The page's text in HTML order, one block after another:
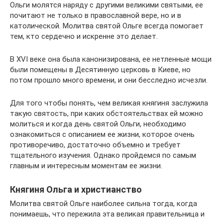
Ольги молятся наряду с другими великими святыми, ее
почитают не только в православной вере, но и в
католической. Молитва святой Ольге всегда помогает
тем, кто сердечно и искренне это делает.
В XVI веке она была канонизирована, ее нетленные мощи
были помещены в Десятинную церковь в Киеве, но
потом прошло много времени, и они бесследно исчезли.
Для того чтобы понять, чем великая княгиня заслужила
такую святость, при каких обстоятельствах ей можно
молиться и когда день святой Ольги, необходимо
ознакомиться с описанием ее жизни, которое очень
противоречиво, достаточно объемно и требует
тщательного изучения. Однако пройдемся по самым
главным и интересным моментам ее жизни.
Княгиня Ольга и христианство
Молитва святой Ольге наиболее сильна тогда, когда
понимаешь, что пережила эта великая правительница и